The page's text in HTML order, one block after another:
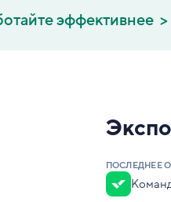
эффективнее
ПОСЛЕДНЕЕ